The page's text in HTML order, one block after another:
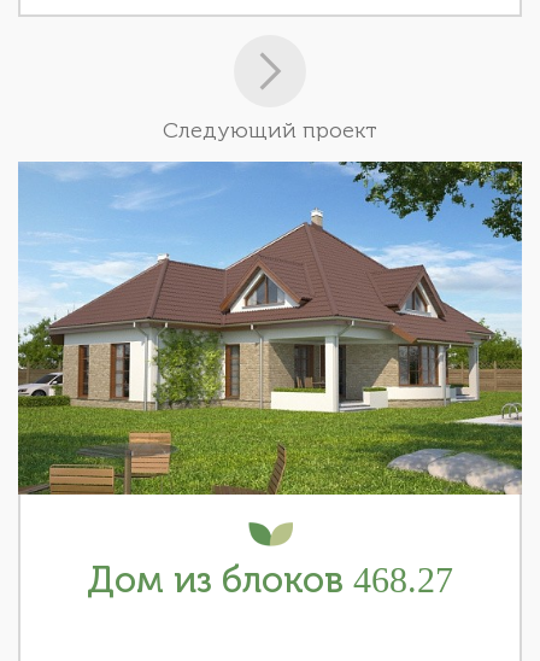
Следующий проект
Дом из блоков 468.27